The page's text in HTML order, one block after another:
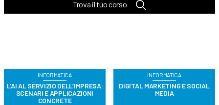
Trova il tuo corso
INFORMATICA
L’AI AL SERVIZIO DELL’IMPRESA:
SCENARI E APPLICAZIONI
CONCRETE
INFORMATICA
DIGITAL MARKETING E SOCIAL
MEDIA